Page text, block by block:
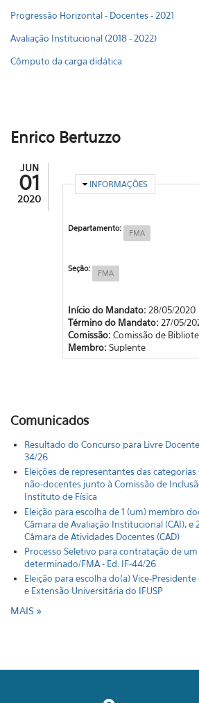
Progressão Horizontal - Docentes - 2021
Avaliação Institucional (2018 - 2022)
Cômputo da carga didática
Enrico Bertuzzo
JUN
01
2020
OCULTAR
INFORMAÇÕES
Departamento: FMA
Seção: FMA
Início do Mandato: 28/05/2020
Término do Mandato: 27/05/
Comissão: Comissão de
Membro: Suplente
Comunicados
Resultado do Concurso para Livre
34/26
Eleições de representantes das
não-docentes junto à Comissão de
Instituto de Física
Eleição para escolha de 1 (um) membro
Câmara de Avaliação Institucional (CAI), e
Câmara de Atividades Docentes (CAD)
Processo Seletivo para contratação de
determinado/FMA - Ed. IF-44/26
Eleição para escolha do(a) Vice-
e Extensão Universitária do IFUSP
MAIS